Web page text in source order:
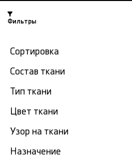
Екатеринбург
-15% на ткани по промокоду NY15
ГлавнаяТкань бархат
Бархат из Италии в
Фильтры
Сортировка
Состав ткани
Тип ткани
Цвет ткани
Узор на ткани
Назначение